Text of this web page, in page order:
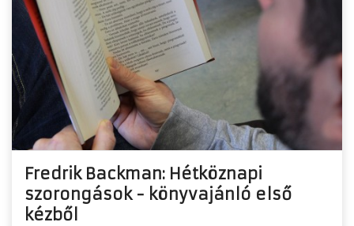
Fredrik Backman: Hétköznapi
szorongások - könyvajánló első
kézből